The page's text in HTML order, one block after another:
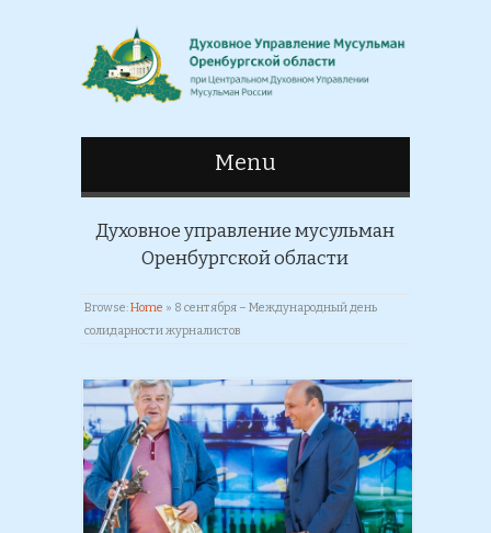
Menu
Духовное управление мусульман
Оренбургской области
Browse:Home » 8 cентября – Международный день
солидарности журналистов